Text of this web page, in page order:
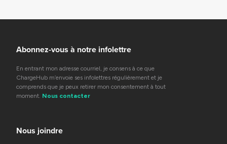
Abonnez-vous à notre infolettre
En entrant mon adresse courriel, je consens à ce que
ChargeHub m’envoie ses infolettres régulièrement et je
comprends que je peux retirer mon consentement à tout
moment. Nous contacter
Nous joindre